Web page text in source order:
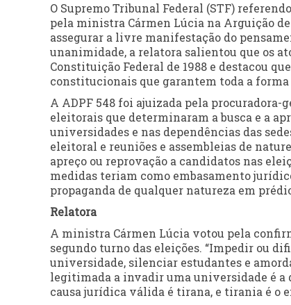
O Supremo Tribunal Federal (STF)
pela ministra Cármen Lúcia na Arguição
assegurar a livre manifestação do
unanimidade, a relatora salientou que os
Constituição Federal de 1988 e destacou
constitucionais que garantem toda a forma
A ADPF 548 foi ajuizada pela procuradora-
eleitorais que determinaram a busca e a
universidades e nas dependências das
eleitoral e reuniões e assembleias de
apreço ou reprovação a candidatos nas
medidas teriam como embasamento
propaganda de qualquer natureza em
Relatora
A ministra Cármen Lúcia votou pela
segundo turno das eleições. “Impedir ou
universidade, silenciar estudantes e
legitimada a invadir uma universidade é a
causa jurídica válida é tirana, e tirania é o